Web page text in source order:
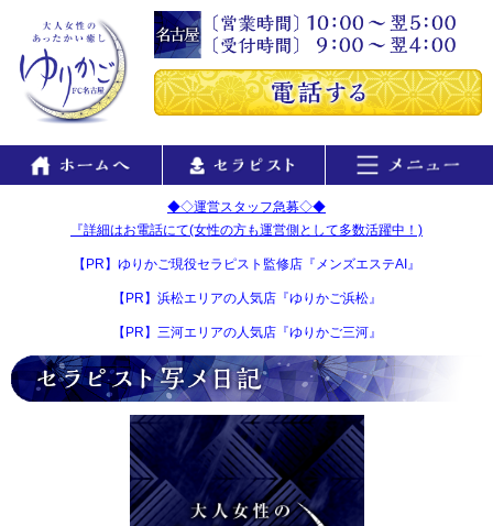
◆◇運営スタッフ急募◇◆
『詳細はお電話にて(女性の方も運営側として多数活躍中！)
【PR】ゆりかご現役セラピスト監修店『メンズエステAI』
【PR】浜松エリアの人気店『ゆりかご浜松』
【PR】三河エリアの人気店『ゆりかご三河』